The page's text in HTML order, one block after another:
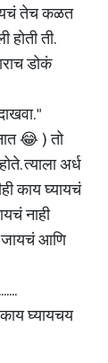
तेच कळत
ती.
डोकं
"
😂 ) तो
त्याला अर्ध
काय घ्यायचं
नाही
जायचं आणि
घ्यायचय